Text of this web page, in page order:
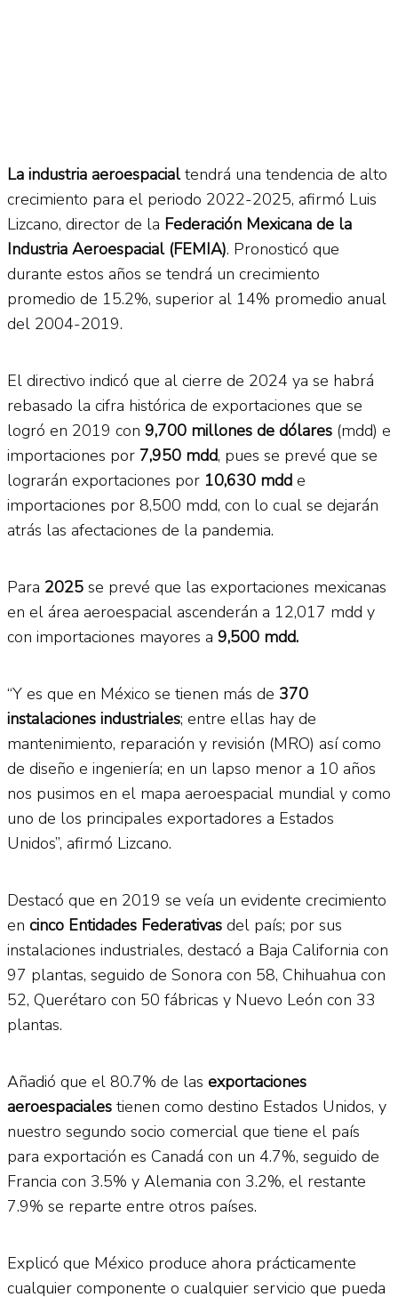
La industria aeroespacialtendrá una tendencia de alto
crecimiento para el periodo 2022-2025, afirmó Luis
Lizcano, director de la Federación Mexicana de la
Industria Aeroespacial (FEMIA). Pronosticó que
durante estos años se tendrá un crecimiento
promedio de 15.2%, superior al 14% promedio anual
del 2004-2019.
El directivo indicó que al cierre de 2024 ya se habrá
rebasado la cifra histórica de exportaciones que se
logró en 2019 con 9,700 millones de dólares (mdd) e
importaciones por 7,950 mdd, pues se prevé que se
lograrán exportaciones por 10,630 mdd e
importaciones por 8,500 mdd, con lo cual se dejarán
atrás las afectaciones de la pandemia.
Para 2025 se prevé que las exportaciones mexicanas
en el área aeroespacial ascenderán a 12,017 mdd y
con importaciones mayores a 9,500 mdd.
“Y es que en México se tienen más de 370
instalaciones industriales; entre ellas hay de
mantenimiento, reparación y revisión (MRO) así como
de diseño e ingeniería; en un lapso menor a 10 años
nos pusimos en el mapa aeroespacial mundial y como
uno de los principales exportadores a Estados
Unidos”, afirmó Lizcano.
Destacó que en 2019 se veía un evidente crecimiento
en cinco Entidades Federativas del país; por sus
instalaciones industriales, destacó a Baja California con
97 plantas, seguido de Sonora con 58, Chihuahua con
52, Querétaro con 50 fábricas y Nuevo León con 33
plantas.
Añadió que el 80.7% de las exportaciones
aeroespaciales tienen como destino Estados Unidos, y
nuestro segundo socio comercial que tiene el país
para exportación es Canadá con un 4.7%, seguido de
Francia con 3.5% y Alemania con 3.2%, el restante
7.9% se reparte entre otros países.
Explicó que México produce ahora prácticamente
cualquier componente o cualquier servicio que pueda